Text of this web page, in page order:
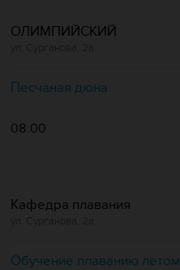
ОЛИМПИЙСКИЙ
Песчаная дюна
08:00
Кафедра плавания
Обучение плаванию летом